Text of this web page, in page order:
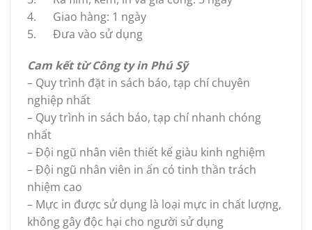
4. Giao hàng: 1 ngày
5. Đưa vào sử dụng
Cam kết từ Công ty in Phú Sỹ
– Quy trình đặt in sách báo, tạp chí chuyên
nghiệp nhất
– Quy trình in sách báo, tạp chí nhanh chóng
nhất
– Đội ngũ nhân viên thiết kế giàu kinh nghiệm
– Đội ngũ nhân viên in ấn có tinh thần trách
nhiệm cao
– Mực in được sử dụng là loại mực in chất lượng,
không gây độc hại cho người sử dụng